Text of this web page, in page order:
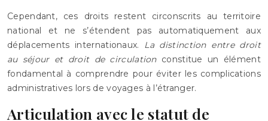
Cependant, ces droits restent circonscrits au territoire
national et ne s’étendent pas automatiquement aux
déplacements internationaux. La distinction entre droit
au séjour et droit de circulation constitue un élément
fondamental à comprendre pour éviter les complications
administratives lors de voyages à l’étranger.
Articulation avec le statut de